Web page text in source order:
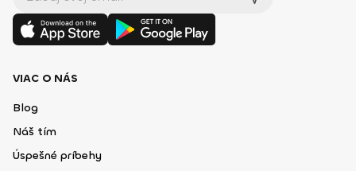
VIAC O NÁS
Blog
Náš tím
Úspešné príbehy